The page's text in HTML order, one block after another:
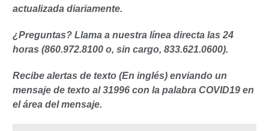
actualizada diariamente.
¿Preguntas? Llama a nuestra línea directa las 24
horas (860.972.8100 o, sin cargo, 833.621.0600).
Recibe alertas de texto (En inglés) enviando un
mensaje de texto al 31996 con la palabra COVID19 en
el área del mensaje.